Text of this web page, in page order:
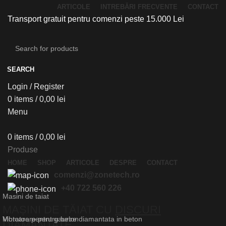
ARTICOLE INTREBĂRI FRECVENTE CONTACT
Transport gratuit pentru comenzi peste 15.000 Lei
SEARCH
Login / Register
0 items / 0,00 lei
Menu
0 items / 0,00 lei
Produse
HOME SHOP ARTICOLE DESPRE CONTACT
comenzi@zonetech.ro
+40 722 560 226
Masini de taiat
Vibratoare pentru beton
Motoare pentru gaurire diamantata in beton